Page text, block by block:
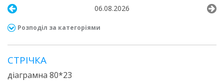
06.08.2026
Розподіл за категоріями
СТРІЧКА
діаграмна 80*23